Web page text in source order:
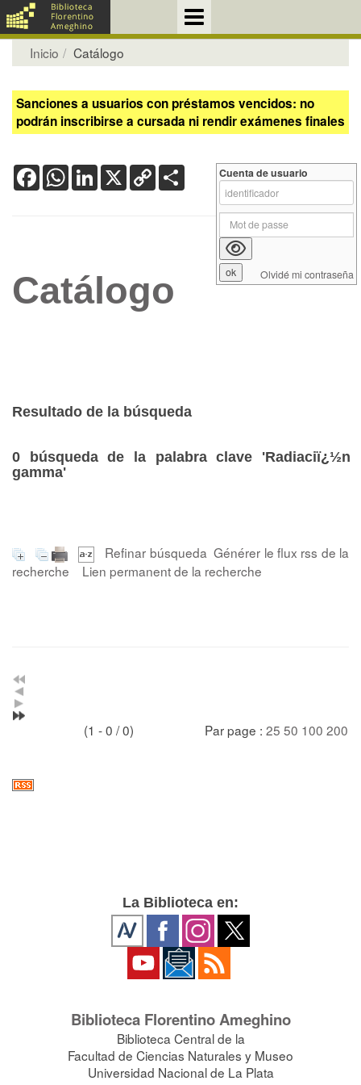
Inicio Catálogo
Sanciones a usuarios con préstamos vencidos: no
podrán inscribirse a cursada ni rendir exámenes finales
FacebookWhatsApp
LinkedIn
X Copy
Link
Catálogo
Resultado de la búsqueda
0 búsqueda de la palabra clave 'Radiaciï¿½n
gamma'
Refinar búsqueda Générer le flux rss de la
recherche
Lien permanent de la recherche
(1 - 0 / 0) Par page : 25 50 100 200
Cuenta de usuario
Olvidé mi contraseña
La Biblioteca en:
Biblioteca Florentino Ameghino
Biblioteca Central de la
Facultad de Ciencias Naturales y Museo
Universidad Nacional de La Plata